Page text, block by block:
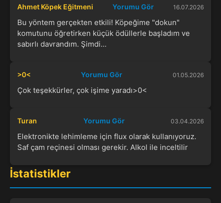
Ahmet Köpek Eğitmeni Yorumu Gör 16.07.2026
Bu yöntem gerçekten etkili! Köpeğime "dokun"
komutunu öğretirken küçük ödüllerle başladım ve
sabırlı davrandım. Şimdi...
>0< Yorumu Gör 01.05.2026
Çok teşekkürler, çok işime yaradı>0<
Turan Yorumu Gör 03.04.2026
Elektronikte lehimleme için flux olarak kullanıyoruz.
Saf çam reçinesi olması gerekir. Alkol ile inceltilir
İstatistikler